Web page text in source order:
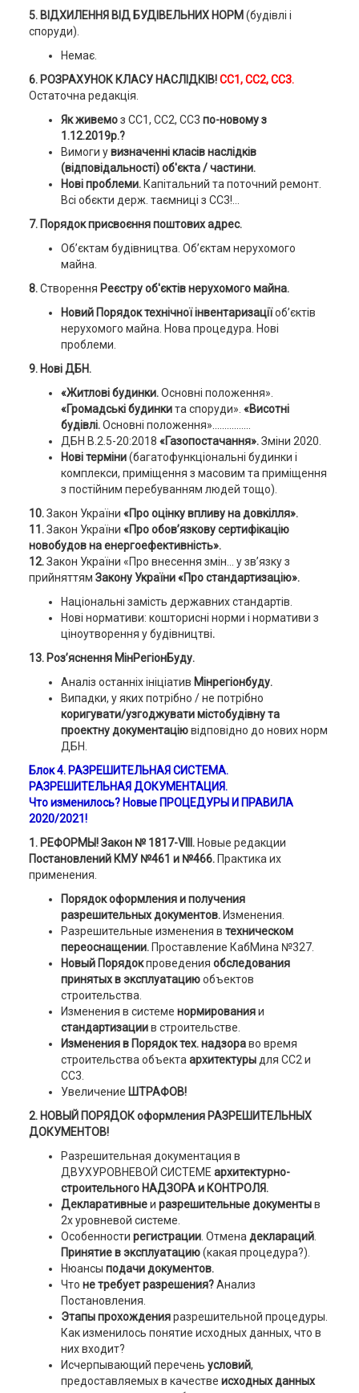
5. ВІДХИЛЕННЯ ВІД БУДІВЕЛЬНИХ НОРМ (будівлі і
споруди).
Немає.
6. РОЗРАХУНОК КЛАСУ НАСЛІДКІВ!СС1, СС2, СС3.
Остаточна редакція.
Як живемоз СС1, СС2, СС3 по-новому з
1.12.2019р.?
Вимоги увизначенні класів наслідків
(відповідальності) об'єкта / частини.
Нові проблеми.Капітальний та поточний ремонт.
Всі обєкти держ. таємниці з СС3!...
7. Порядок присвоєння поштових адрес.
Об’єктам будівництва. Об’єктам нерухомого
майна.
8.Створення Реєстру об'єктів нерухомого майна.
Новий Порядок технічної інвентаризаціїоб’єктів
нерухомого майна. Нова процедура. Нові
проблеми.
9. Нові ДБН.
«Житлові будинки.Основні положення».
«Громадські будинкита споруди». «Висотні
будівлі.Основні положення»................
ДБН В.2.5-20:2018 «Газопостачання».Зміни 2020.
Нові терміни(багатофункціональні будинки і
комплекси, приміщення з масовим та приміщення
з постійним перебуванням людей тощо).
10.Закон України «Про оцінку впливу на довкілля».
11.Закон України «Про обов’язкову сертифікацію
новобудов на енергоефективність».
12.Закон України «Про внесення змін... у зв’язку з
прийняттям Закону України «Про стандартизацію».
Національні замість державних стандартів.
Нові нормативи: кошторисні норми і нормативи з
ціноутворення у будівництві.
13. Роз’яснення МінРегіонБуду.
Аналіз останніх ініціатив Мінрегіонбуду.
Випадки, у яких потрібно / не потрібно
коригувати/узгоджувати містобудівну та
проектну документаціювідповідно до нових норм
ДБН.
Блок 4. РАЗРЕШИТЕЛЬНАЯ СИСТЕМА.
РАЗРЕШИТЕЛЬНАЯ ДОКУМЕНТАЦИЯ.
Что изменилось? Новые ПРОЦЕДУРЫ И ПРАВИЛА
2020/2021!
1. РЕФОРМЫ! Закон № 1817-VIII. Новые редакции
Постановлений КМУ №461 и №466.Практика их
применения.
Порядок оформления и получения
разрешительных документов.Изменения.
Разрешительные изменения в техническом
переоснащении. Проставление КабМина №327.
Новый Порядокпроведения обследования
принятых в эксплуатациюобъектов
строительства.
Изменения в системе нормированияи
стандартизациив строительстве.
Изменения в Порядок тех. надзораво время
строительства объектаархитектурыдля CC2 и
CC3.
Увеличение ШТРАФОВ!
2. НОВЫЙ ПОРЯДОКоформления РАЗРЕШИТЕЛЬНЫХ
ДОКУМЕНТОВ!
Разрешительная документация в
ДВУХУРОВНЕВОЙ СИСТЕМЕ архитектурно-
строительного НАДЗОРА и КОНТРОЛЯ.
Декларативныеи разрешительные документыв
2х уровневой системе.
Особенности регистрации. Отменадеклараций.
Принятие в эксплуатацию(какая процедура?).
Нюансы подачи документов.
Что не требует разрешения?Анализ
Постановления.
Этапы прохожденияразрешительной процедуры.
Как изменилось понятие исходных данных, что в
них входит?
Исчерпывающий перечень условий,
предоставляемых в качестве исходных данных